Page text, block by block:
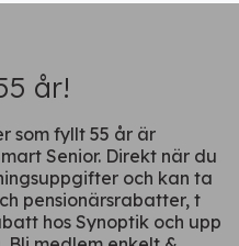
år!
som fyllt 55 år är
Senior. Direkt när du
och kan ta
pensionärsrabatter, t
hos Synoptik och upp